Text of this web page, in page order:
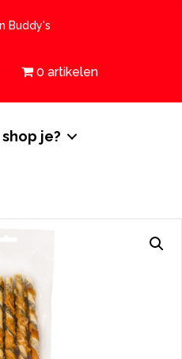
in de regio
Buddy's
0 artikelen
je?